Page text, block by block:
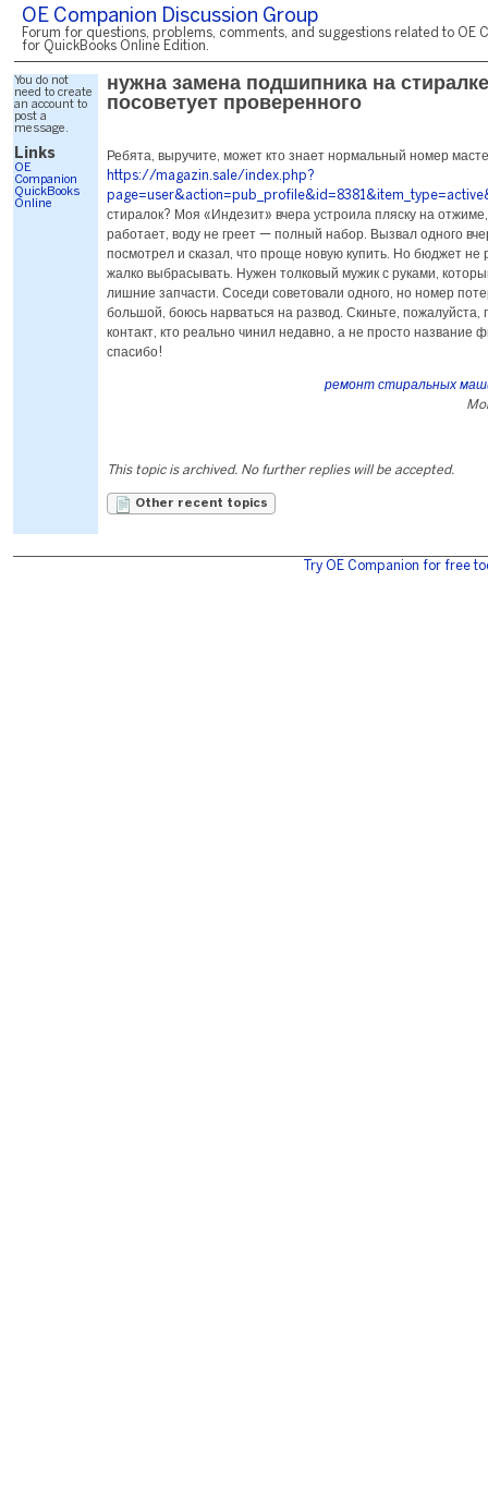
OE Companion Discussion Group
Forum for questions, problems, comments, and suggestions related to OE
for QuickBooks Online Edition.
You do not
need to create
an account to
post a
message.
Links
OE
Companion
QuickBooks
Online
нужна замена подшипника на
посоветует проверенного
Ребята, выручите, может кто знает нормальный номер
https://magazin.sale/index.php?
стиралок? Моя «Индезит» вчера устроила пляску на
работает, воду не греет — полный набор. Вызвал одного
посмотрел и сказал, что проще новую купить. Но бюджет не
жалко выбрасывать. Нужен толковый мужик с руками,
лишние запчасти. Соседи советовали одного, но номер
большой, боюсь нарваться на развод. Скиньте, пожалуйста,
контакт, кто реально чинил недавно, а не просто название
спасибо!
ремонт стиральных
This topic is archived. No further replies will be accepted.
Other recent topics
Try OE Companion for free